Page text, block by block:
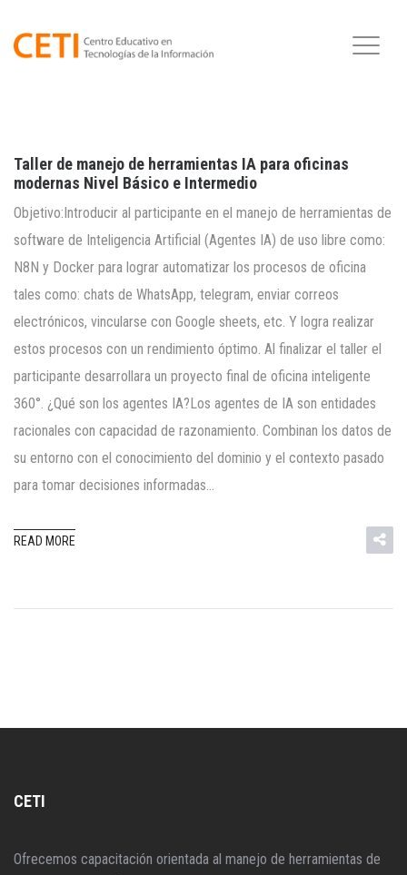
Taller de manejo de herramientas IA para oficinas
modernas Nivel Básico e Intermedio
Objetivo:Introducir al participante en el manejo de herramientas de
software de Inteligencia Artificial (Agentes IA) de uso libre como:
N8N y Docker para lograr automatizar los procesos de oficina
tales como: chats de WhatsApp, telegram, enviar correos
electrónicos, vincularse con Google sheets, etc. Y logra realizar
estos procesos con un rendimiento óptimo. Al finalizar el taller el
participante desarrollara un proyecto final de oficina inteligente
360°. ¿Qué son los agentes IA?Los agentes de IA son entidades
racionales con capacidad de razonamiento. Combinan los datos de
su entorno con el conocimiento del dominio y el contexto pasado
para tomar decisiones informadas…
READ MORE
CETI
Ofrecemos capacitación orientada al manejo de herramientas de